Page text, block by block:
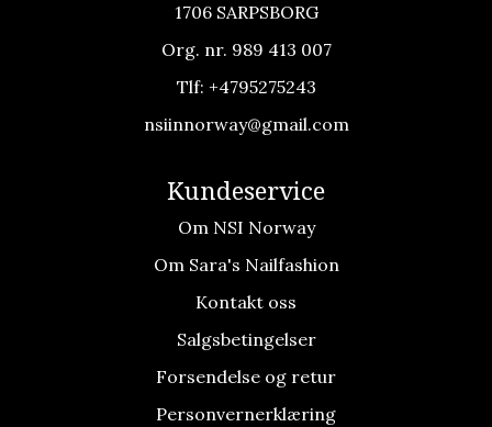
1706 SARPSBORG
Org. nr. 989 413 007
Tlf: +4795275243
nsiinnorway@gmail.com
Kundeservice
Om NSI Norway
Om Sara's Nailfashion
Kontakt oss
Salgsbetingelser
Forsendelse og retur
Personvernerklæring